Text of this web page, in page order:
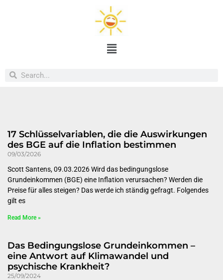
17 Schlüsselvariablen, die die Auswirkungen
des BGE auf die Inflation bestimmen
09/03/2026
Scott Santens, 09.03.2026 Wird das bedingungslose
Grundeinkommen (BGE) eine Inflation verursachen? Werden die
Preise für alles steigen? Das werde ich ständig gefragt. Folgendes
gilt es
Read More »
Das Bedingungslose Grundeinkommen –
eine Antwort auf Klimawandel und
psychische Krankheit?
25/09/2024